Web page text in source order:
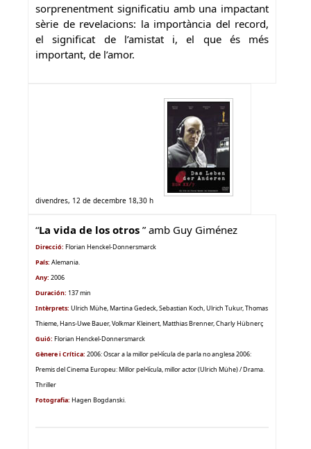
sorprenentment significatiu amb una impactant
sèrie de revelacions: la importància del record,
el significat de l’amistat i, el que és més
important, de l’amor.
divendres, 12 de decembre 18,30 h
“La vida de los otros ” amb Guy Giménez
Direcció: Florian Henckel-Donnersmarck
País: Alemania.
Any: 2006
Duración: 137 min
Intèrprets: Ulrich Mühe, Martina Gedeck, Sebastian Koch, Ulrich Tukur, Thomas
Thieme, Hans-Uwe Bauer, Volkmar Kleinert, Matthias Brenner, Charly Hübnerç
Guió: Florian Henckel-Donnersmarck
Gènere i Crítica: 2006: Oscar a la millor pel•lícula de parla no anglesa 2006:
Premis del Cinema Europeu: Millor pel•lícula, millor actor (Ulrich Mühe) / Drama.
Thriller
Fotografia: Hagen Bogdanski.